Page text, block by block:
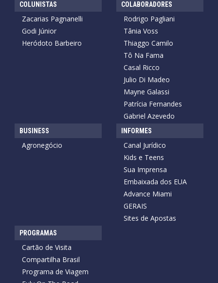
COLUNISTAS
Zacarias Pagnanelli
Godi Júnior
Heródoto Barbeiro
COLABORADORES
Rodrigo Pagliani
Tânia Voss
Thiaggo Camilo
Tô Na Fama
Casal Ricco
Julio Di Madeo
Mayne Galassi
Patrícia Fernandes
Gabriel Azevedo
BUSINESS
Agronegócio
INFORMES
Canal Jurídico
Kids e Teens
Sua Imprensa
Embaixada dos EUA
Advance Miami
GERAIS
Sites de Apostas
PROGRAMAS
Cartão de Visita
Compartilha Brasil
Programa de Viagem